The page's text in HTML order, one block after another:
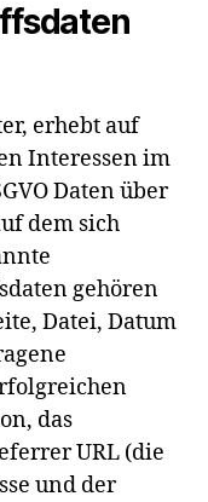
erhebt auf
Interessen im
Daten über
dem sich
gehören
Datei, Datum
das
URL (die
und der